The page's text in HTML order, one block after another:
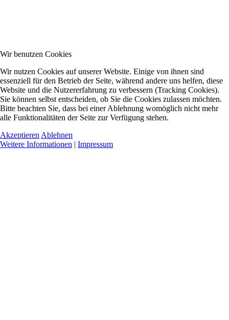
Wir benutzen Cookies
Wir nutzen Cookies auf unserer Website. Einige von ihnen sind
essenziell für den Betrieb der Seite, während andere uns helfen, diese
Website und die Nutzererfahrung zu verbessern (Tracking Cookies).
Sie können selbst entscheiden, ob Sie die Cookies zulassen möchten.
Bitte beachten Sie, dass bei einer Ablehnung womöglich nicht mehr
alle Funktionalitäten der Seite zur Verfügung stehen.
Akzeptieren Ablehnen
Weitere Informationen | Impressum